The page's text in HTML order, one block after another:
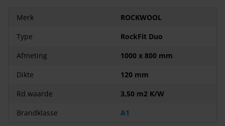
eigenschappen. Er vindt ook geen thermische veroudering
verzekerd bent van constant goede isolerende prestaties.
Niet brandbaar
Geen valse spouw, sluit goed aan op het binnenspouwblad;
Gemakkelijk en snel te verwerken;
Waterafstotend;
Merk
ROCKWOOL
Type
RockFit Duo
Afmeting
1000 x 800 mm
Dikte
120 mm
Rd waarde
3,50 m2 K/W
Brandklasse
A1